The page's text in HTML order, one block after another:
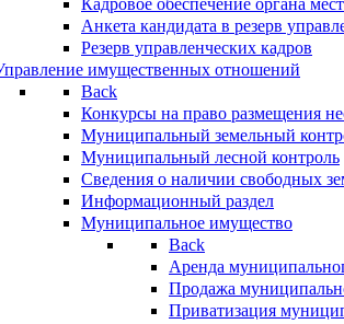
Кадровое обеспечение органа
Анкета кандидата в резерв
Резерв управленческих кадров
имущественных отношений
Back
Конкурсы на право размещения
Муниципальный земельный
Муниципальный лесной контроль
Сведения о наличии свободных
Информационный раздел
Муниципальное имущество
Back
Аренда
Продажа
Приватизация